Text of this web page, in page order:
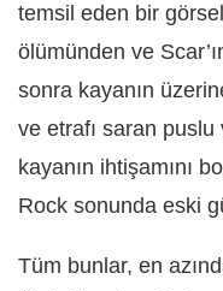
temsil eden bir
ölümünden ve
sonra kayanın
ve etrafı saran
kayanın ihtişamını
Rock sonunda eski
Tüm bunlar, en